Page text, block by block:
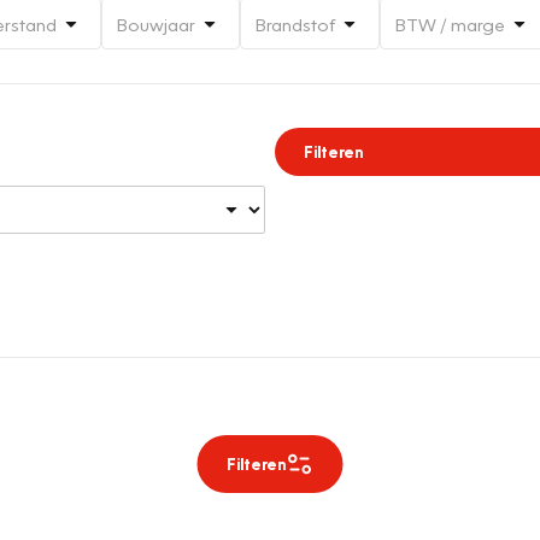
Bouwjaar Brandstof BTW / marge
Filteren
Filteren